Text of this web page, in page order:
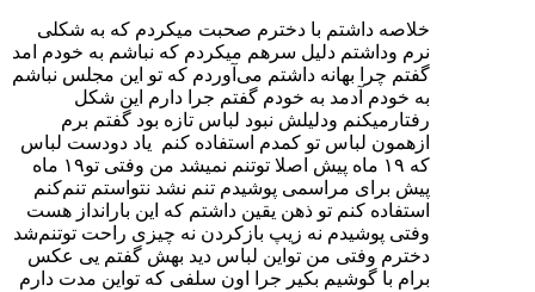
خلاصه داشتم با دخترم صحبت میکردم که به شکلی
نرم وداشتم دلیل سرهم میکردم که نباشم به خودم امد
گفتم چرا بهانه داشتم می‌آوردم که تو این مجلس نباشم
به خودم آدمد به خودم گفتم جرا دارم این شکل
رفتارمیکنم ودلیلش نبود لباس تازه بود گفتم برم
ازهمون لباس تو کمدم استفاده کنم یاد دودست لباس
که ۱۹ ماه پیش اصلا تو‌تنم نمیشد من وفتی تو۱۹ ماه
پیش برای مراسمی پوشیدم تنم نشد نتواستم تنم‌کنم
استفاده کنم تو ذهن یقین داشتم که این بارانداز هست
وفتی پوشیدم نه زیپ بازکردن نه چیزی راحت تو‌تنم‌شد
دخترم وفتی من تواین لباس دید بهش گفتم یی عکس
برام با گوشیم بکیر جرا اون سلفی که تواین مدت دارم